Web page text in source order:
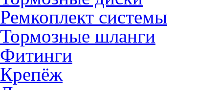
Ремкоплект системы
Тормозные шланги
Фитинги
Крепёж